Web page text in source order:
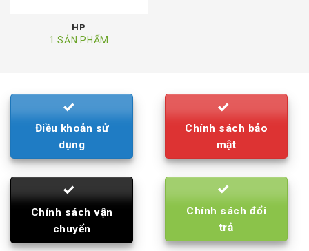
HP
1 SẢN PHẨM
Điều khoản sử
dụng
Chính sách bảo
mật
Chính sách vận
chuyển
Chính sách đổi
trả